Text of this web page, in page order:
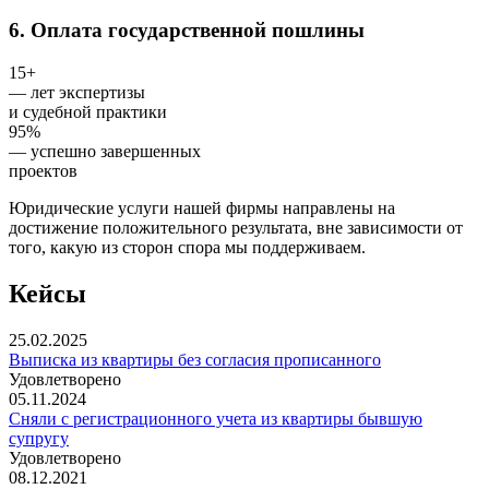
6. Оплата государственной пошлины
15+
— лет экспертизы
и судебной практики
95%
— успешно завершенных
проектов
Юридические услуги нашей фирмы направлены на
достижение положительного результата, вне зависимости от
того, какую из сторон спора мы поддерживаем.
Кейсы
25.02.2025
Выписка из квартиры без согласия прописанного
Удовлетворено
05.11.2024
Сняли с регистрационного учета из квартиры бывшую
супругу
Удовлетворено
08.12.2021